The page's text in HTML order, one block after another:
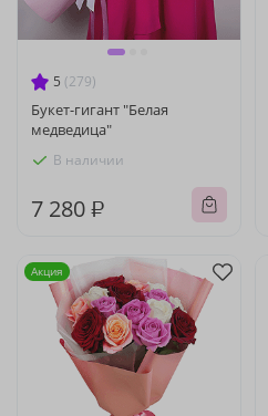
5 (279)
Букет-гигант "Белая
медведица"
В наличии
7 280 ₽
Акция